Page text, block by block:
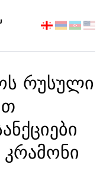
აირჩიეთ
რუსული